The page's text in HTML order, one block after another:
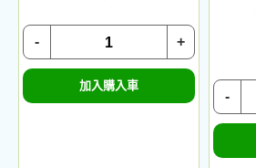
+
-
加入購入車
-